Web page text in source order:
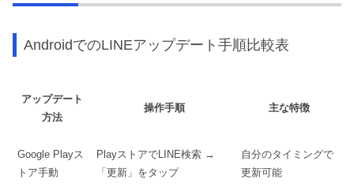
AndroidでのLINEアップデート手順比較表
アップデート
方法
操作手順 主な特徴
Google Playス
トア手動
PlayストアでLINE検索 →
「更新」をタップ
自分のタイミングで
更新可能